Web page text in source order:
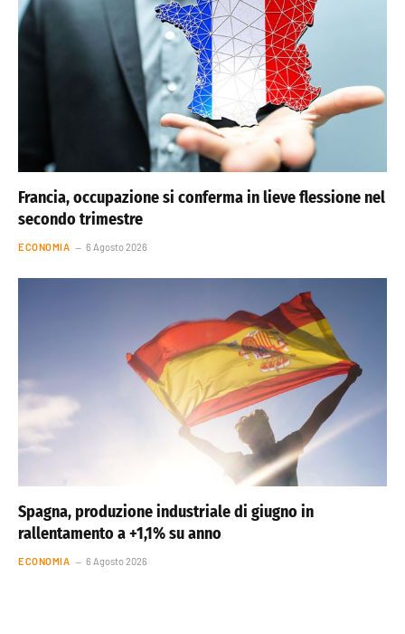
Francia, occupazione si conferma in lieve flessione nel
secondo trimestre
ECONOMIA 6 Agosto 2026
Spagna, produzione industriale di giugno in
rallentamento a +1,1% su anno
ECONOMIA 6 Agosto 2026